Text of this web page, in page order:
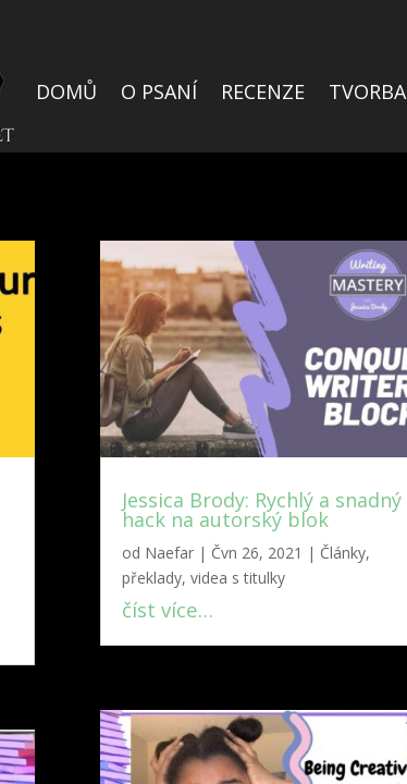
DOMŮ O PSANÍ RECENZE TVORBA
Jessica Brody: Rychlý a snadný
hack na autorský blok
od Naefar| Čvn 26, 2021 | Články,
překlady, videa s titulky
číst více…